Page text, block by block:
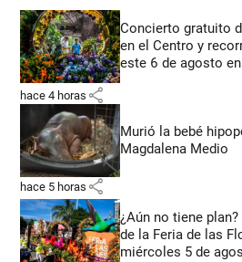
Concierto gratuito
en el Centro y
este 6 de agosto
hace 4 horas share
Murió la bebé
Magdalena Medio
hace 5 horas share
¿Aún no tiene
de la Feria de las
miércoles 5 de